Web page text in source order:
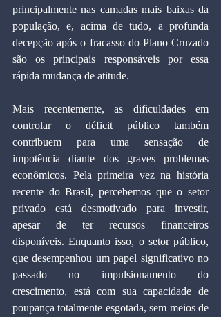
principalmente nas camadas mais baixas da
população, e, acima de tudo, a profunda
decepção após o fracasso do Plano Cruzado
são os principais responsáveis por essa
rápida mudança de atitude.
Mais recentemente, as dificuldades em
controlar o déficit público também
contribuem para uma sensação de
impotência diante dos graves problemas
econômicos. Pela primeira vez na história
recente do Brasil, percebemos que o setor
privado está desmotivado para investir,
apesar de ter recursos financeiros
disponíveis. Enquanto isso, o setor público,
que desempenhou um papel significativo no
passado no impulsionamento do
crescimento, está com sua capacidade de
poupança totalmente esgotada, sem meios de